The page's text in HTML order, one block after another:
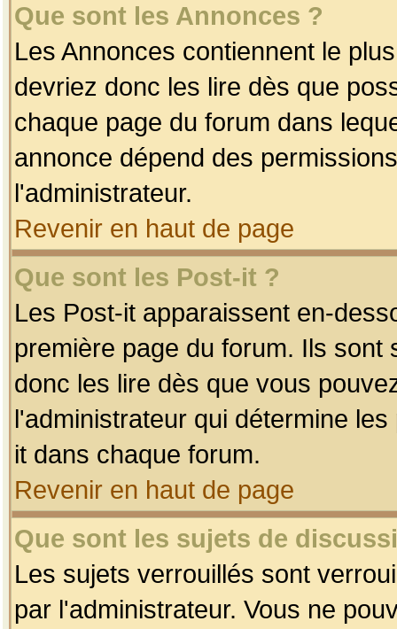
Que sont les Annonces ?
Les Annonces contiennent le
devriez donc les lire dès que
chaque page du forum dans
annonce dépend des
l'administrateur.
Revenir en haut de page
Que sont les Post-it ?
Les Post-it apparaissent en-
première page du forum. Ils
donc les lire dès que vous
l'administrateur qui détermine
it dans chaque forum.
Revenir en haut de page
Que sont les sujets de
Les sujets verrouillés sont
par l'administrateur. Vous ne